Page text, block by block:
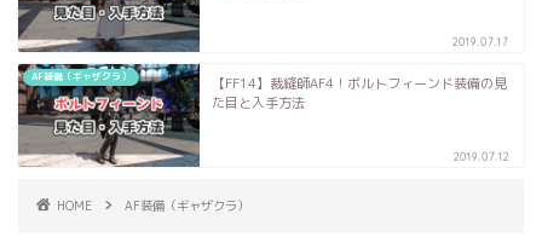
2019.07.17
AF装備（ギャザクラ）
【FF14】裁縫師AF4！ボルトフィーンド装備の見
た目と入手方法
2019.07.12
HOME AF装備（ギャザクラ）